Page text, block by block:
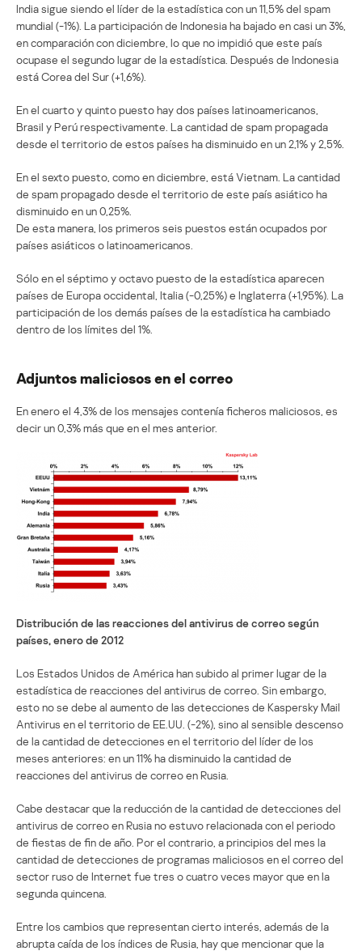
India sigue siendo el líder de la estadística con un 11,5% del spam
mundial (-1%). La participación de Indonesia ha bajado en casi un 3%,
en comparación con diciembre, lo que no impidió que este país
ocupase el segundo lugar de la estadística. Después de Indonesia
está Corea del Sur (+1,6%).
En el cuarto y quinto puesto hay dos países latinoamericanos,
Brasil y Perú respectivamente. La cantidad de spam propagada
desde el territorio de estos países ha disminuido en un 2,1% y 2,5%.
En el sexto puesto, como en diciembre, está Vietnam. La cantidad
de spam propagado desde el territorio de este país asiático ha
disminuido en un 0,25%.
De esta manera, los primeros seis puestos están ocupados por
países asiáticos o latinoamericanos.
Sólo en el séptimo y octavo puesto de la estadística aparecen
países de Europa occidental, Italia (-0,25%) e Inglaterra (+1,95%). La
participación de los demás países de la estadística ha cambiado
dentro de los límites del 1%.
Adjuntos maliciosos en el correo
En enero el 4,3% de los mensajes contenía ficheros maliciosos, es
decir un 0,3% más que en el mes anterior.
Distribución de las reacciones del antivirus de correo según
países, enero de 2012
Los Estados Unidos de América han subido al primer lugar de la
estadística de reacciones del antivirus de correo. Sin embargo,
esto no se debe al aumento de las detecciones de Kaspersky Mail
Antivirus en el territorio de EE.UU. (-2%), sino al sensible descenso
de la cantidad de detecciones en el territorio del líder de los
meses anteriores: en un 11% ha disminuido la cantidad de
reacciones del antivirus de correo en Rusia.
Cabe destacar que la reducción de la cantidad de detecciones del
antivirus de correo en Rusia no estuvo relacionada con el periodo
de fiestas de fin de año. Por el contrario, a principios del mes la
cantidad de detecciones de programas maliciosos en el correo del
sector ruso de Internet fue tres o cuatro veces mayor que en la
segunda quincena.
Entre los cambios que representan cierto interés, además de la
abrupta caída de los índices de Rusia, hay que mencionar que la